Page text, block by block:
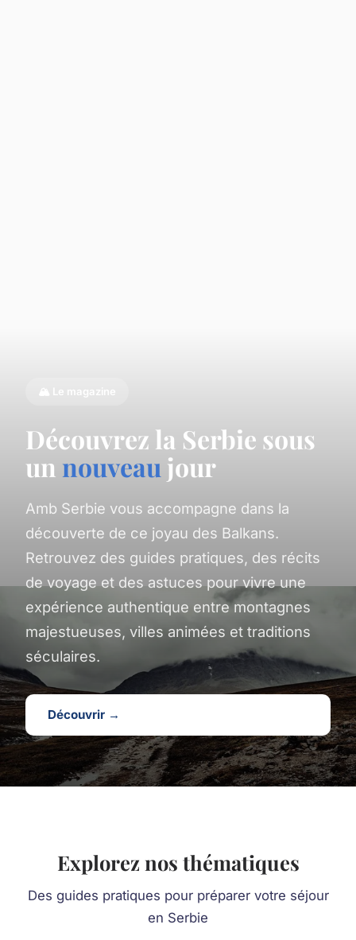
🏔️ Le magazine
Découvrez la Serbie sous
un nouveau jour
Amb Serbie vous accompagne dans la
découverte de ce joyau des Balkans.
Retrouvez des guides pratiques, des récits
de voyage et des astuces pour vivre une
expérience authentique entre montagnes
majestueuses, villes animées et traditions
séculaires.
Découvrir →
Explorez nos thématiques
Des guides pratiques pour préparer votre séjour
en Serbie